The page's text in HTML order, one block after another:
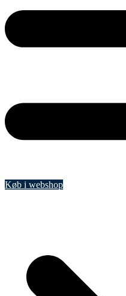
Køb i webshop